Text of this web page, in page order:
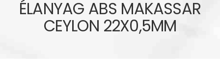
ÉLANYAG ABS MAKASSAR
CEYLON 22X0,5MM